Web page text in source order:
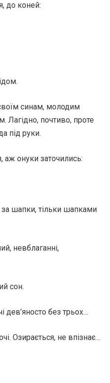
до коней:
синам, молодим
Лагідно, почтиво, проте
під руки.
аж онуки заточились:
за шапки, тільки шапками
невблаганні,
сон.
дев’яносто без трьох…
Озирається, не впізнає…